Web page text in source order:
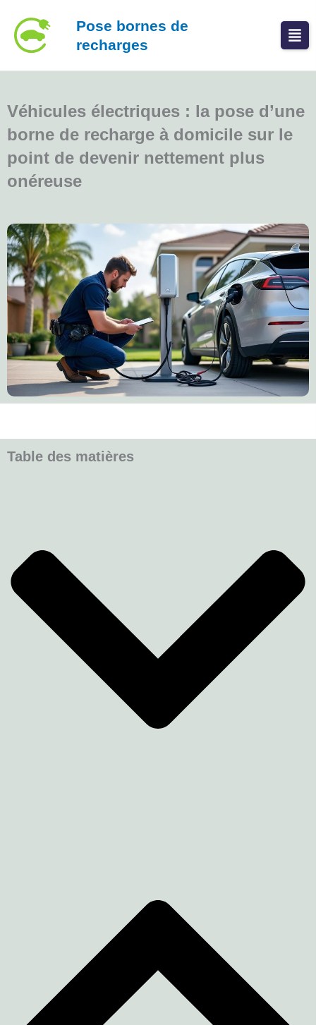
contenu
Pose bornes de
recharges
Véhicules électriques : la pose d’une
borne de recharge à domicile sur le
point de devenir nettement plus
onéreuse
Table des matières